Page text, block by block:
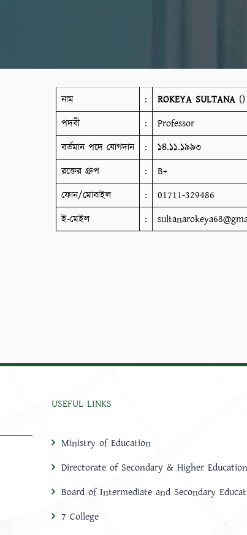
নাম : ROKEYA SULTANA ()
পদবী
:
Professor
বর্তমান পদে যোগদান
:
১৪.১১.১৯৯৩
রক্তের গ্রুপ
:
B+
ফোন/মোবাইল
:
01711-329486
ই-মেইল
:
USEFUL LINKS
Ministry of Education
Directorate of Secondary & Higher Education
Board of Intermediate and Secondary
7 College